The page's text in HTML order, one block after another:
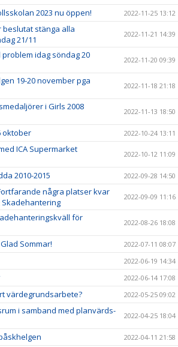
2023 nu öppen! 2022-11-25 13:12
stänga alla
21/11
2022-11-21 14:39
idag söndag 20
2022-11-20 09:39
19-20 november pga
2022-11-18 21:18
i Girls 2008
2022-11-13 18:50
oktober 2022-10-24 13:11
ICA Supermarket
2022-10-12 11:09
2010-2015 2022-09-28 14:50
några platser kvar
Skadehantering
2022-09-09 11:16
för
2022-08-26 18:08
Sommar! 2022-07-11 08:07
2022-06-19 14:34
2022-06-14 17:08
värdegrundsarbete? 2022-05-25 09:02
i samband med planvärds-
2022-04-25 18:04
2022-04-11 21:58